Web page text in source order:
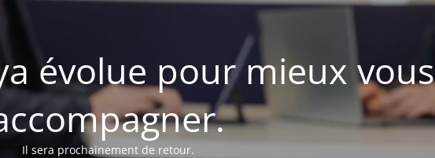
évolue pour mieux vous
Il sera prochainement de retour.